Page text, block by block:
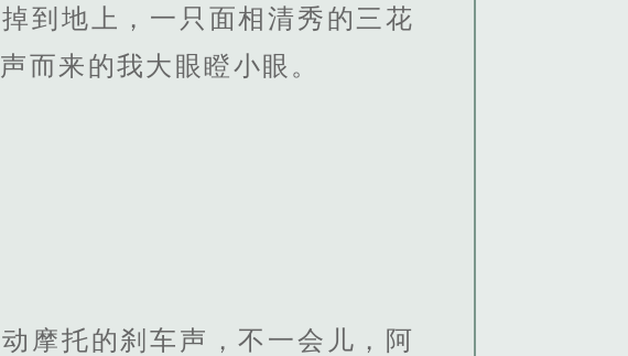
到地上，一只面相清秀的三花
而来的我大眼瞪小眼。
摩托的刹车声，不一会儿，阿